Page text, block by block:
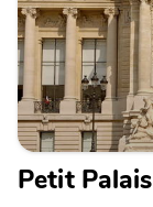
Petit Palais